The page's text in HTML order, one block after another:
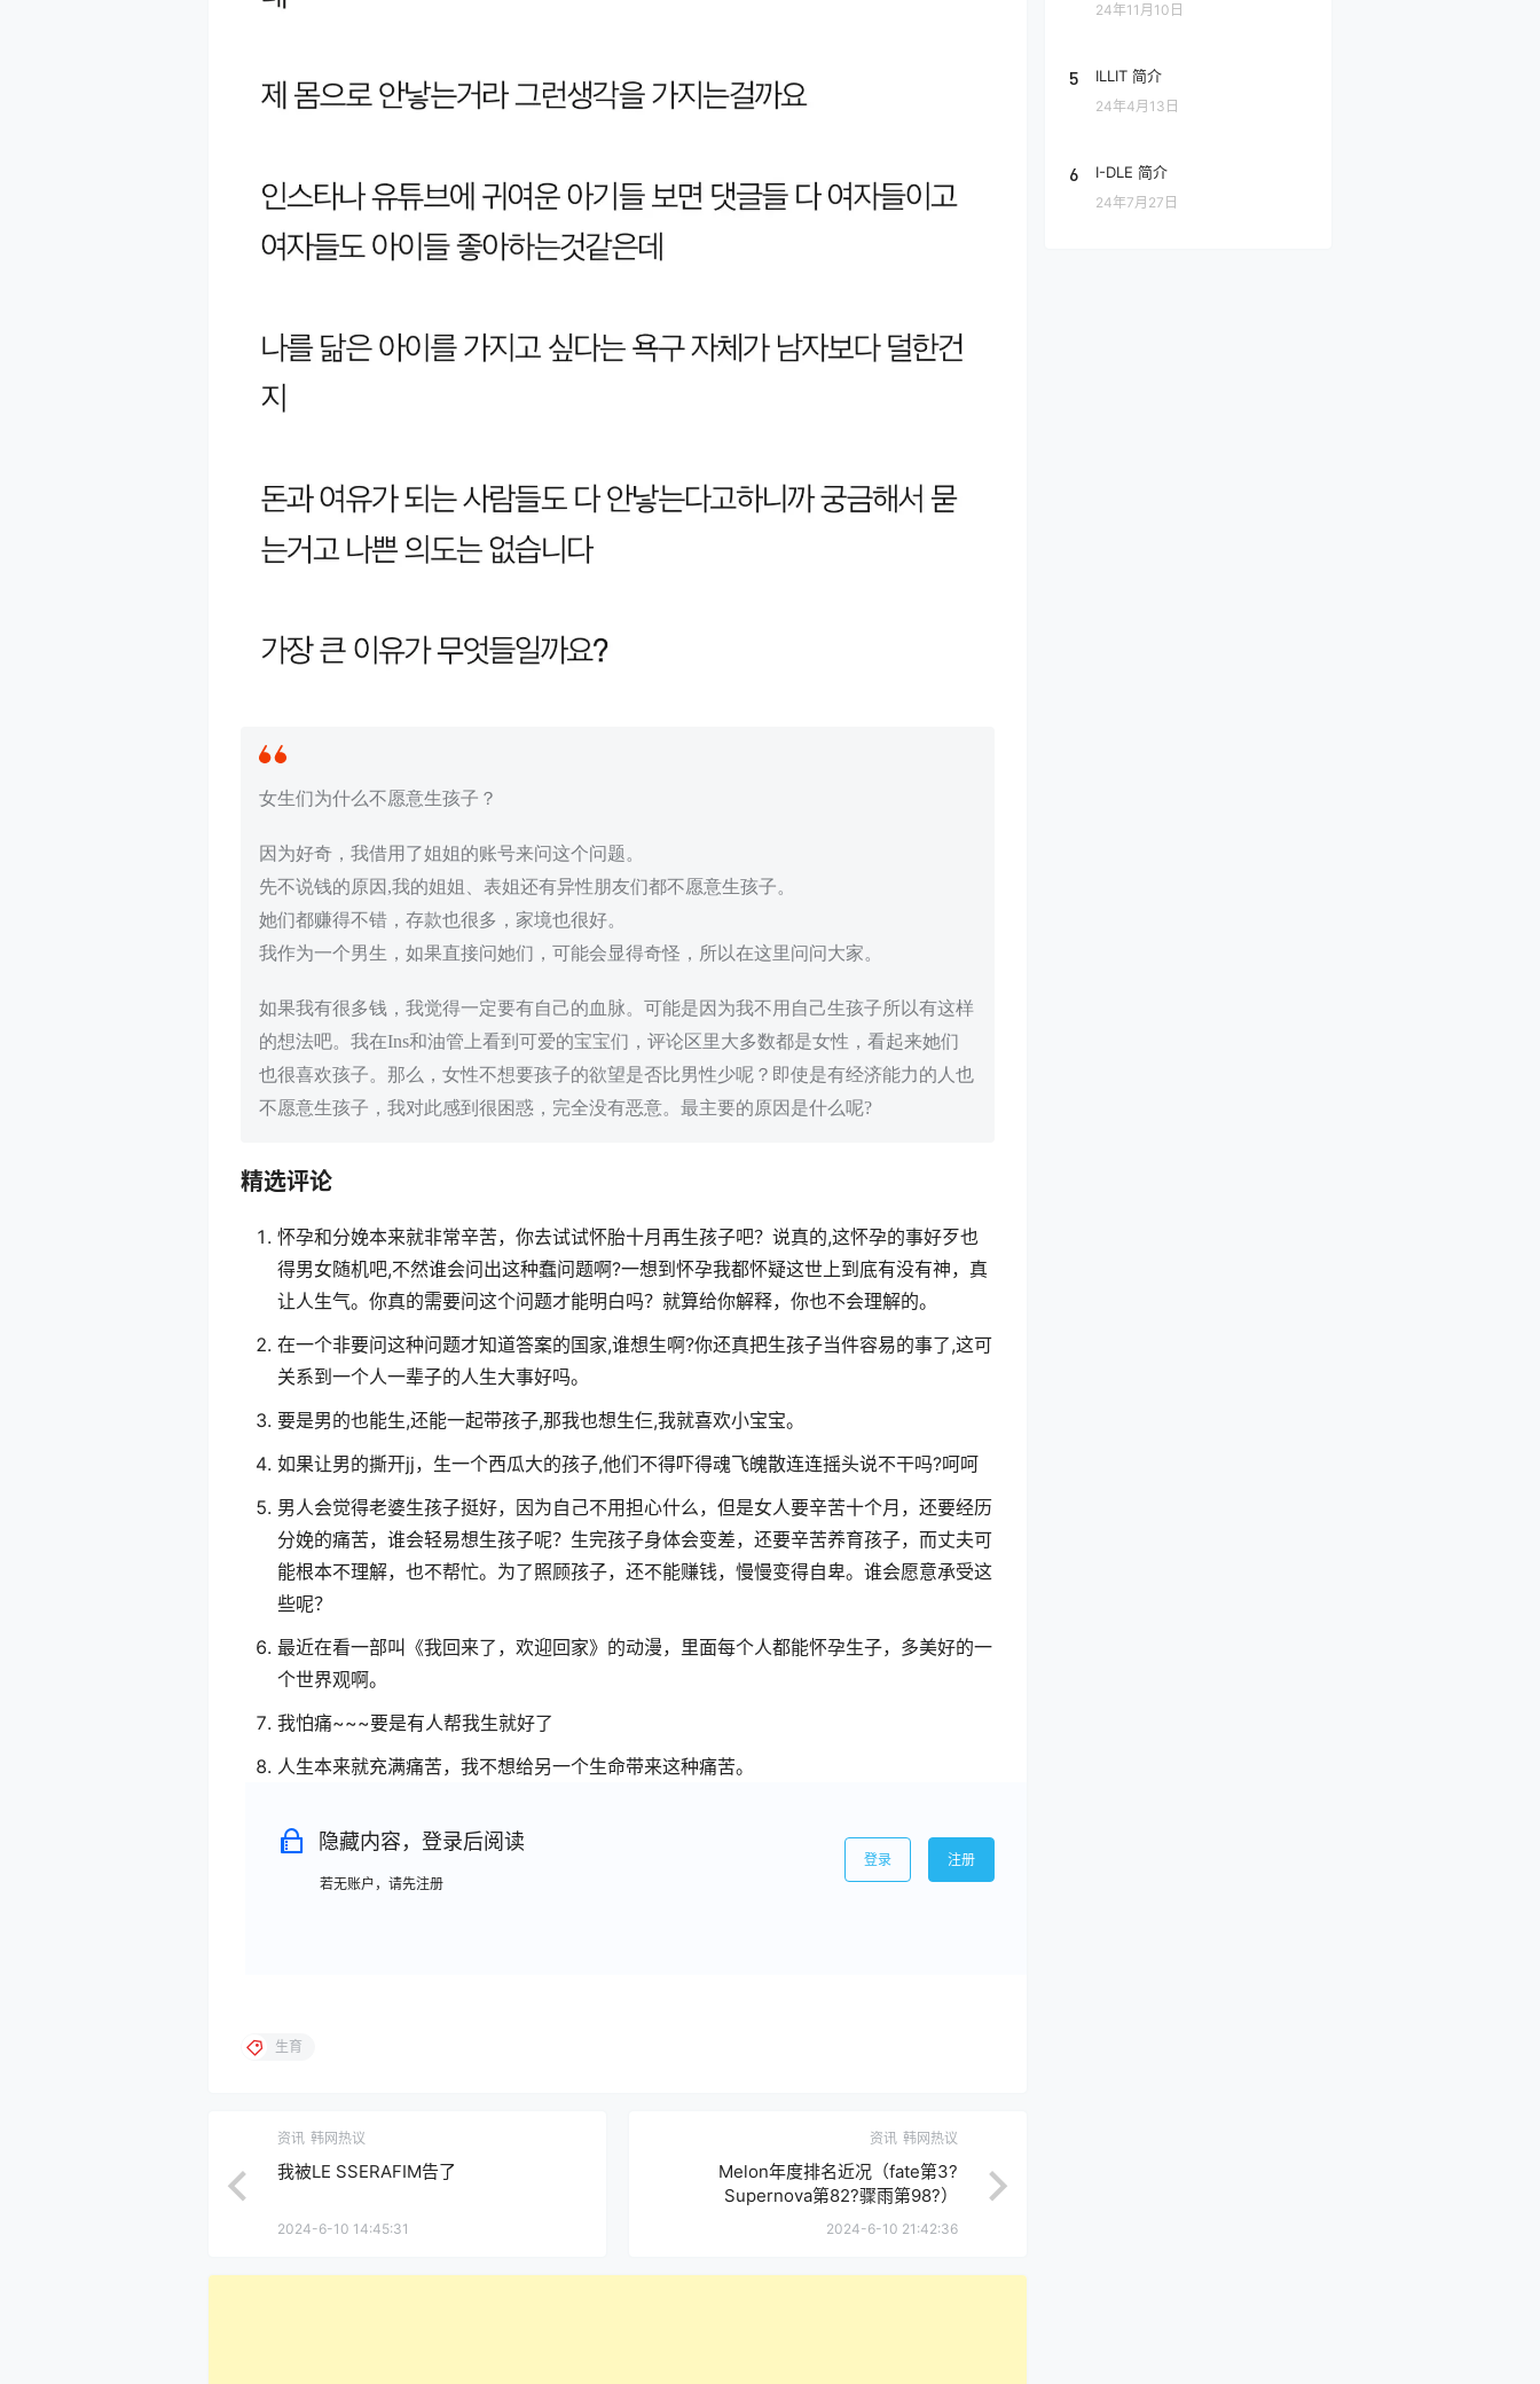
女生们为什么不愿意生孩子？
因为好奇，我借用了姐姐的账号来问这个问题。
先不说钱的原因,我的姐姐、表姐还有异性朋友们都不愿意生孩子。
她们都赚得不错，存款也很多，家境也很好。
我作为一个男生，如果直接问她们，可能会显得奇怪，所以在这里问问大家。
如果我有很多钱，我觉得一定要有自己的血脉。可能是因为我不用自己生孩子所以有这样
的想法吧。我在Ins和油管上看到可爱的宝宝们，评论区里大多数都是女性，看起来她们
也很喜欢孩子。那么，女性不想要孩子的欲望是否比男性少呢？即使是有经济能力的人也
不愿意生孩子，我对此感到很困惑，完全没有恶意。最主要的原因是什么呢?
精选评论
怀孕和分娩本来就非常辛苦，你去试试怀胎十月再生孩子吧？说真的,这怀孕的事好歹也
得男女随机吧,不然谁会问出这种蠢问题啊?一想到怀孕我都怀疑这世上到底有没有神，真
让人生气。你真的需要问这个问题才能明白吗？就算给你解释，你也不会理解的。
在一个非要问这种问题才知道答案的国家,谁想生啊?你还真把生孩子当件容易的事了,这可
关系到一个人一辈子的人生大事好吗。
要是男的也能生,还能一起带孩子,那我也想生仨,我就喜欢小宝宝。
如果让男的撕开jj，生一个西瓜大的孩子,他们不得吓得魂飞魄散连连摇头说不干吗?呵呵
男人会觉得老婆生孩子挺好，因为自己不用担心什么，但是女人要辛苦十个月，还要经历
分娩的痛苦，谁会轻易想生孩子呢？生完孩子身体会变差，还要辛苦养育孩子，而丈夫可
能根本不理解，也不帮忙。为了照顾孩子，还不能赚钱，慢慢变得自卑。谁会愿意承受这
些呢？
最近在看一部叫《我回来了，欢迎回家》的动漫，里面每个人都能怀孕生子，多美好的一
个世界观啊。
我怕痛~~~要是有人帮我生就好了
人生本来就充满痛苦，我不想给另一个生命带来这种痛苦。
隐藏内容，登录后阅读
若无账户，请先注册
登录 注册
生育
资讯 韩网热议
我被LE SSERAFIM告了
2024-6-10 14:45:31
资讯 韩网热议
Melon年度排名近况（fate第3?
Supernova第82?骤雨第98?）
2024-6-10 21:42:36
24年11月10日
5 ILLIT 简介
24年4月13日
6 I-DLE 简介
24年7月27日